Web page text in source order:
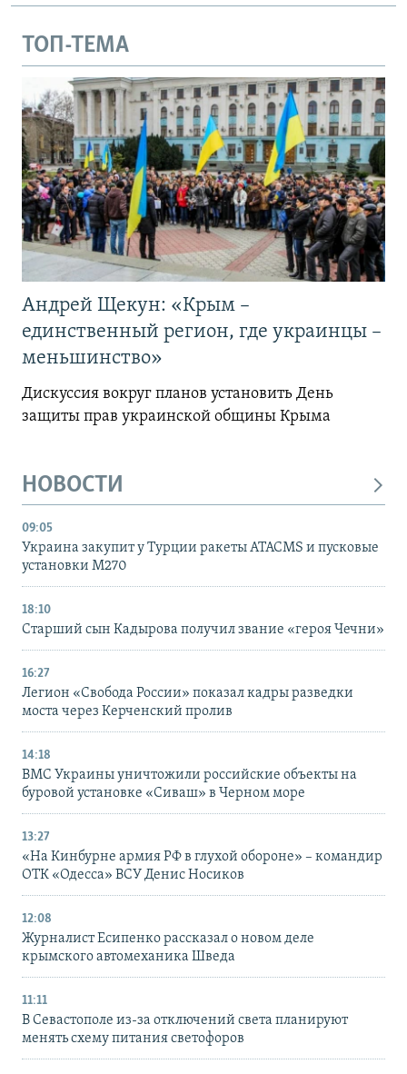
ТОП-ТЕМА
Андрей Щекун: «Крым –
единственный регион, где украинцы –
меньшинство»
Дискуссия вокруг планов установить День
защиты прав украинской общины Крыма
НОВОСТИ
09:05
Украина закупит у Турции ракеты ATACMS и пусковые
установки M270
18:10
Старший сын Кадырова получил звание «героя Чечни»
16:27
Легион «Свобода России» показал кадры разведки
моста через Керченский пролив
14:18
ВМС Украины уничтожили российские объекты на
буровой установке «Сиваш» в Черном море
13:27
«На Кинбурне армия РФ в глухой обороне» – командир
ОТК «Одесса» ВСУ Денис Носиков
12:08
Журналист Есипенко рассказал о новом деле
крымского автомеханика Шведа
11:11
В Севастополе из-за отключений света планируют
менять схему питания светофоров